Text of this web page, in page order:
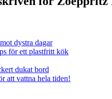
dystra dagar
för ett plastfritt kök
dukat bord
att vattna hela tiden!